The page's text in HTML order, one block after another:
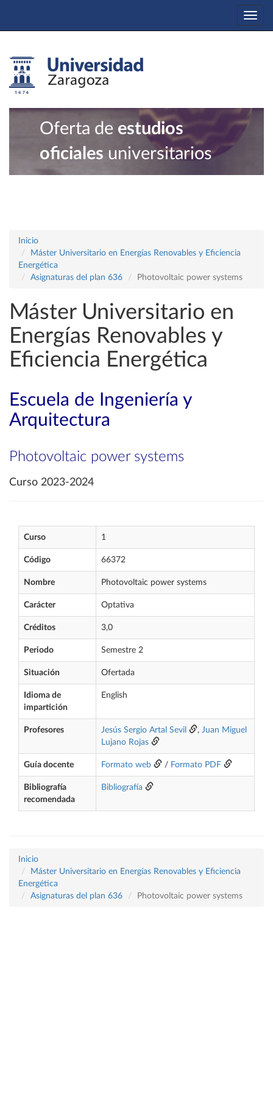
Oferta de estudios
oficiales universitarios
Inicio
Máster Universitario en Energías Renovables y Eficiencia
Energética
Asignaturas del plan 636
Photovoltaic power systems
Máster Universitario en
Energías Renovables y
Eficiencia Energética
Escuela de Ingeniería y
Arquitectura
Photovoltaic power systems
Curso 2023-2024
Curso 1
Código 66372
Nombre Photovoltaic power systems
Carácter Optativa
Créditos 3,0
Periodo Semestre 2
Situación Ofertada
Idioma de
impartición
English
Profesores Jesús Sergio Artal Sevil , Juan Miguel
Lujano Rojas
Guía docente Formato web / Formato PDF
Bibliografía
recomendada
Bibliografía
Inicio
Máster Universitario en Energías Renovables y Eficiencia
Energética
Asignaturas del plan 636
Photovoltaic power systems